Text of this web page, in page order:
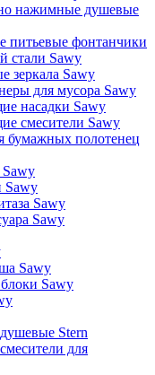
нажимные душевые
питьевые фонтанчики
стали Sawy
зеркала Sawy
для мусора Sawy
насадки Sawy
смесители Sawy
бумажных полотенец
Sawy
Sawy
Sawy
Sawy
Sawy
Stern
для